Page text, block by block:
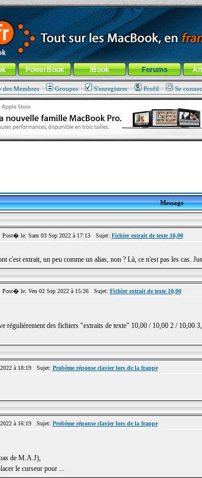
! -Aller au menu de la rubrique
PowerBook iBook Forums
des Membres Groupes S'enregistrer Profil Se
Message
le: Sam 03 Sep 2022 à 17:13 Sujet: Fichier extrait de texte 10,00
c'est extrait, un peu comme un alias, non ? Là, ce n'est pas les cas.
le: Ven 02 Sep 2022 à 15:26 Sujet: Fichier extrait de texte 10,00
régulièrement des fichiers "extraits de texte" 10,00 / 10,00 2 / 10,00
à 18:19 Sujet: Probème réponse clavier lors de la frappe
à 16:19 Sujet: Probème réponse clavier lors de la frappe
de M.A.J),
le curseur pour ...